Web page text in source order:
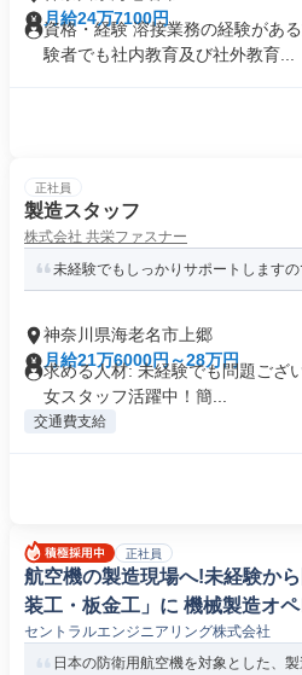
月給24万7100円
資格・経験 溶接業務の経験があ
験者でも社内教育及び社外教育...
正社員
製造スタッフ
株式会社 共栄ファスナー
未経験でもしっかりサポートしますの
神奈川県海老名市上郷
月給21万6000円～28万円
求める人材: 未経験でも問題ござ
女スタッフ活躍中！簡...
交通費支給
正社員
航空機の製造現場へ!未経験か
装工・板金工」に 機械製造オ
ャー
セントラルエンジニアリング株式会社
日本の防衛用航空機を対象とした、